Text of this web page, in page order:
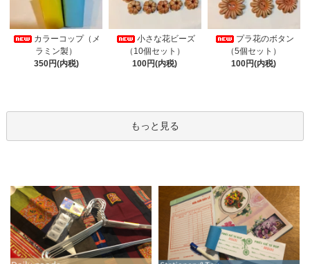
カラーコップ（メ
ラミン製）
350円(内税)
小さな花ビーズ
（10個セット）
100円(内税)
プラ花のボタン
（5個セット）
100円(内税)
もっと見る